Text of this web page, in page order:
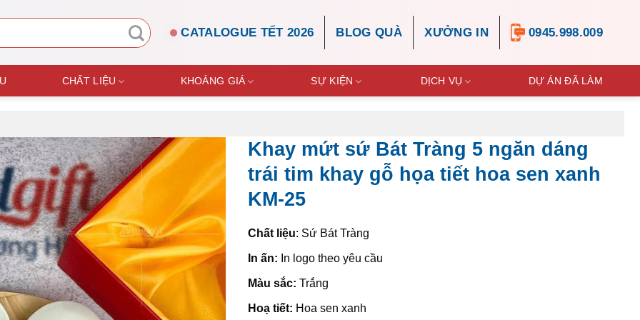
CATALOGUE TẾT 2026 BLOG QUÀ XƯỞNG IN 0945.998.009
CHẤT LIỆU KHOẢNG GIÁ SỰ KIỆN DỊCH VỤ DỰ ÁN ĐÃ LÀM
Khay mứt sứ Bát Tràng 5 ngăn dáng
trái tim khay gỗ họa tiết hoa sen xanh
KM-25
Chất liệu: Sứ Bát Tràng
In ấn: In logo theo yêu cầu
Màu sắc: Trắng
Hoạ tiết: Hoa sen xanh